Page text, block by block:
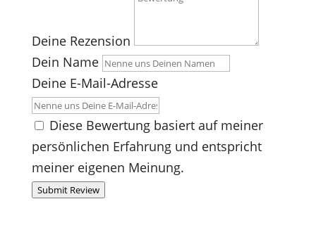
Deine Rezension
Dein Name
Deine E-Mail-Adresse
Diese Bewertung basiert auf meiner
persönlichen Erfahrung und entspricht
meiner eigenen Meinung.
Submit Review